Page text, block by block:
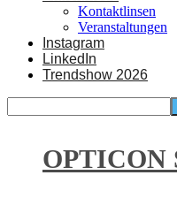
Kontaktlinsen
Veranstaltungen
Instagram
LinkedIn
Trendshow 2026
OPTICON